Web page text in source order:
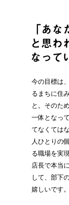
今の目標は
るまちに住
と。そのた
一体となっ
てなくては
人ひとりの
る職場を実
店長で本当
して、部下
嬉しいです